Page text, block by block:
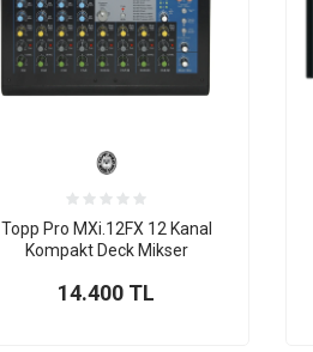
Topp Pro MXi.12FX 12 Kanal
Kompakt Deck Mikser
14.400 TL